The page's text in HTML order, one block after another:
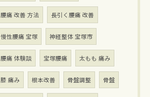
腰痛 改善 方法 長引く腰痛 改善
慢性腰痛 宝塚 神経整体 宝塚市
腰痛 体験談 宝塚腰痛 太もも 痛み
膝 痛み 根本改善 骨盤調整 骨盤